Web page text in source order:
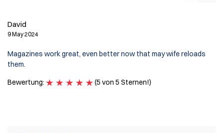
David
9 May 2024
Magazines work great, even better now that may wife reloads
them.
Bewertung:
(5 von 5 Sternen!)